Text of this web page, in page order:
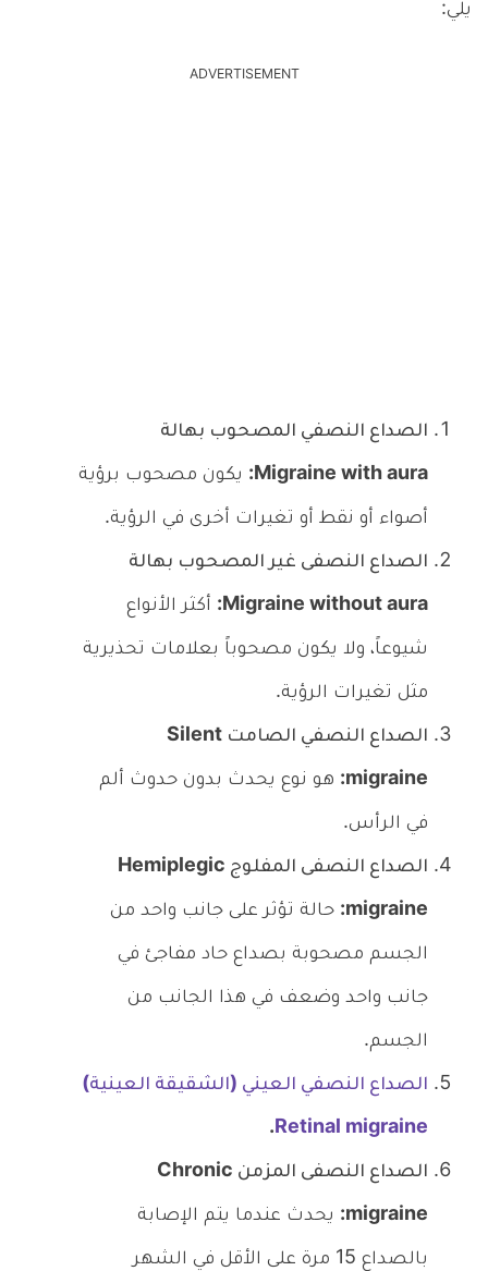
يلي:
ADVERTISEMENT
الصداع النصفي المصحوب بهالة
Migraine with aura: يكون مصحوب برؤية
أصواء أو نقط أو تغيرات أخرى في الرؤية.
الصداع النصفى غير المصحوب بهالة
Migraine without aura: أكثر الأنواع
شيوعاً، ولا يكون مصحوباً بعلامات تحذيرية
مثل تغيرات الرؤية.
الصداع النصفي الصامت Silent
migraine: هو نوع يحدث بدون حدوث ألم
في الرأس.
الصداع النصفى المفلوج Hemiplegic
migraine: حالة تؤثر على جانب واحد من
الجسم مصحوبة بصداع حاد مفاجئ في
جانب واحد وضعف في هذا الجانب من
الجسم.
الصداع النصفي العيني (الشقيقة العينية)
Retinal migraine
.
الصداع النصفى المزمن Chronic
migraine: يحدث عندما يتم الإصابة
بالصداع 15 مرة على الأقل في الشهر